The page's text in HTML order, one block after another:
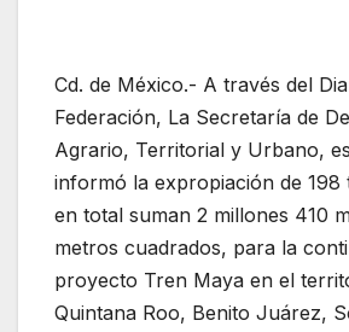
Cd. de México.- A través del
Federación, La Secretaría de
Agrario, Territorial y Urbano,
informó la expropiación de 198
en total suman 2 millones 410
metros cuadrados, para la
proyecto Tren Maya en el
Quintana Roo, Benito Juárez,